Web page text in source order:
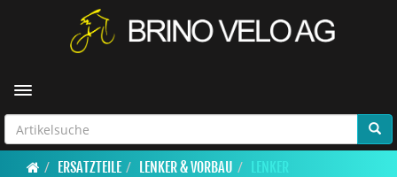
Toggle navigation
ERSATZTEILE LENKER & VORBAU LENKER